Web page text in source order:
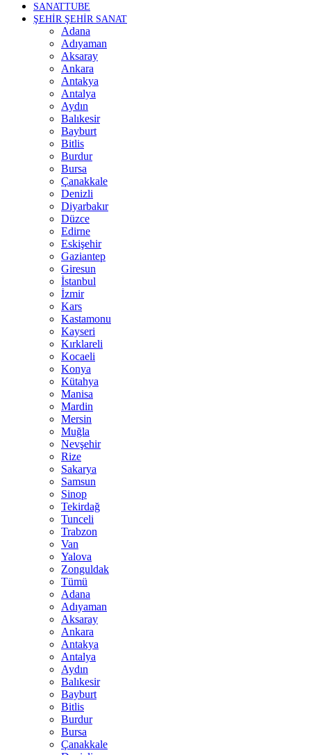
SANATTUBE
ŞEHİR ŞEHİR SANAT
Adana
Adıyaman
Aksaray
Ankara
Antakya
Antalya
Aydın
Balıkesir
Bayburt
Bitlis
Burdur
Bursa
Çanakkale
Denizli
Diyarbakır
Düzce
Edirne
Eskişehir
Gaziantep
Giresun
İstanbul
İzmir
Kars
Kastamonu
Kayseri
Kırklareli
Kocaeli
Konya
Kütahya
Manisa
Mardin
Mersin
Muğla
Nevşehir
Rize
Sakarya
Samsun
Sinop
Tekirdağ
Tunceli
Trabzon
Van
Yalova
Zonguldak
Tümü
Adana
Adıyaman
Aksaray
Ankara
Antakya
Antalya
Aydın
Balıkesir
Bayburt
Bitlis
Burdur
Bursa
Çanakkale